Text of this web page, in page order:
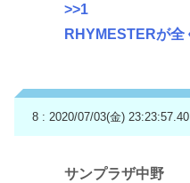
>>1
RHYMESTERが全
8 : 2020/07/03(金) 23:23:57.40
サンプラザ中野